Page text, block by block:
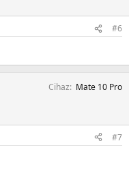
#6
Cihaz Mate 10 Pro
#7